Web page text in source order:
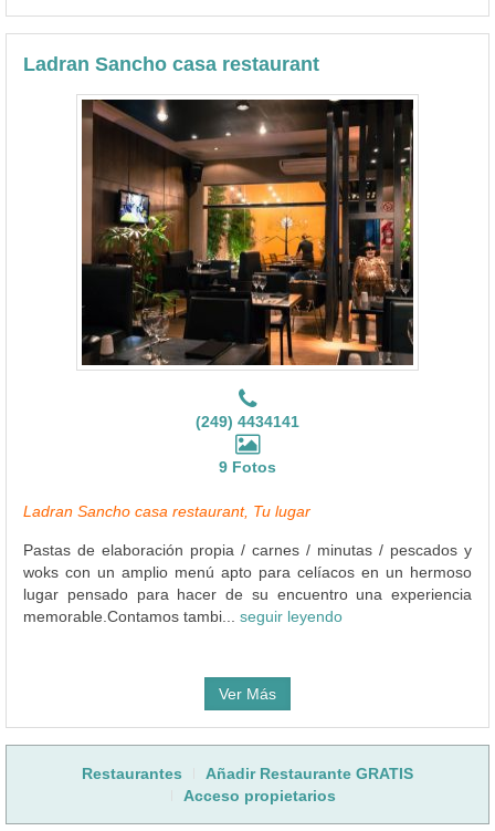
Ladran Sancho casa restaurant
(249) 4434141
9 Fotos
Ladran Sancho casa restaurant, Tu lugar
Pastas de elaboración propia / carnes / minutas / pescados y
woks con un amplio menú apto para celíacos en un hermoso
lugar pensado para hacer de su encuentro una experiencia
memorable.Contamos tambi... seguir leyendo
Ver Más
Restaurantes
Añadir Restaurante GRATIS
Acceso propietarios